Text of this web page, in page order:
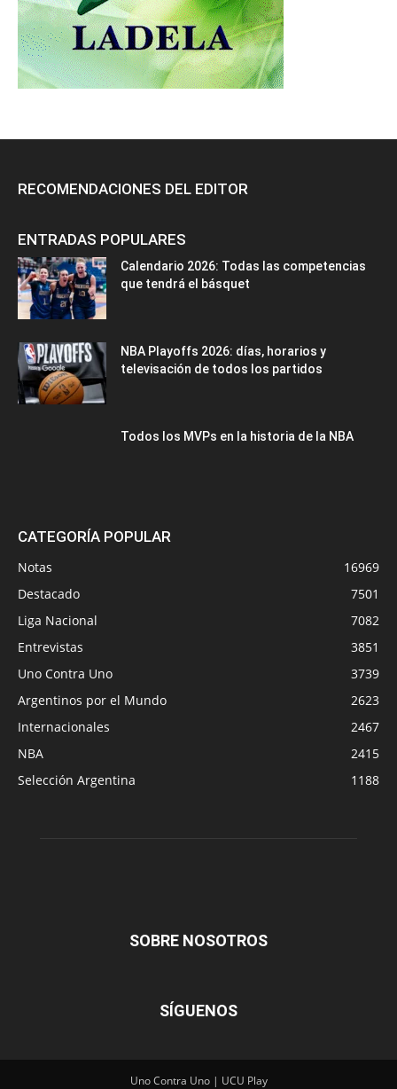
RECOMENDACIONES DEL EDITOR
ENTRADAS POPULARES
Calendario 2026: Todas las competencias
que tendrá el básquet
NBA Playoffs 2026: días, horarios y
televisación de todos los partidos
Todos los MVPs en la historia de la NBA
CATEGORÍA POPULAR
Notas
16969
Destacado
7501
Liga Nacional
7082
Entrevistas
3851
Uno Contra Uno
3739
Argentinos por el Mundo
2623
Internacionales
2467
NBA
2415
Selección Argentina
1188
SOBRE NOSOTROS
SÍGUENOS
Uno Contra Uno | UCU Play